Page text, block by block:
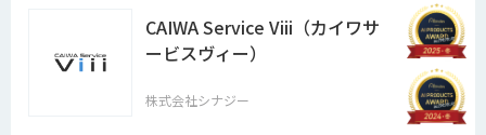
ユーザーから似たような問い合わせが頻繁に寄せられることは決して珍し
くありません。その質問に毎回担当者が回答していくのは、決して効率的
とはいえないでしょう。その点、チャットボットであれば問い合わせ対応
を自動化できるため、従業員は他の業務へ力を注ぐことが可能になりま
CAIWA Service Viii（カイワサ
ービスヴィー）
株式会社シナジー